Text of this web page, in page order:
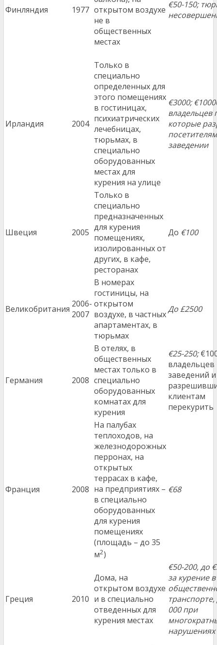
Финляндия 1977 открытом воздухе
не в
общественных
местах
€50-150;
Ирландия 2004
Только в
специально
определенных для
этого помещениях
в гостиницах,
психиатрических
лечебницах,
тюрьмах, в
специально
оборудованных
местах для
курения на улице
€3000;
владельцев
которые
заведении
Швеция 2005
Только в
специально
предназначенных
для курения
помещениях,
изолированных от
других, в кафе,
ресторанах
До €100
Великобритания 2006-
2007
В номерах
гостиницы, на
открытом
воздухе, в частных
апартаментах, в
тюрьмах
До £2500
Германия 2008
В отелях, в
общественных
местах только в
специально
оборудованных
комнатах для
курения
€25-250;
владельцев
заведений и
клиентам
перекурить
Франция 2008
На палубах
теплоходов, на
железнодорожных
перронах, на
открытых
террасах в кафе,
на предприятиях –
в специально
оборудованных
для курения
помещениях
(площадь – до 35
м2)
€68
Греция 2010
Дома, на
открытом воздухе
и в специально
отведенных для
курения местах
€50-200, до
за курение в
транспорте,
000 при
нарушениях